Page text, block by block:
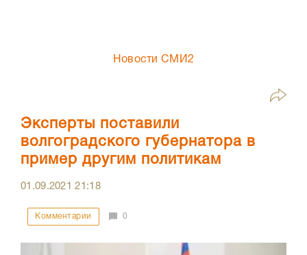
Новости СМИ2
Эксперты поставили
волгоградского губернатора в
пример другим политикам
01.09.202121:18
Комментарии 0